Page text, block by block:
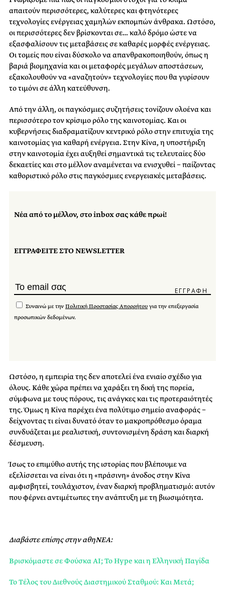
απαιτούν περισσότερες, καλύτερες και φτηνότερες
τεχνολογίες ενέργειας χαμηλών εκπομπών άνθρακα. Ωστόσο,
οι περισσότερες δεν βρίσκονται σε… καλό δρόμο ώστε να
εξασφαλίσουν τις μεταβάσεις σε καθαρές μορφές ενέργειας.
Οι τομείς που είναι δύσκολο να απανθρακοποιηθούν, όπως η
βαριά βιομηχανία και οι μεταφορές μεγάλων αποστάσεων,
εξακολουθούν να «αναζητούν» τεχνολογίες που θα γυρίσουν
το τιμόνι σε άλλη κατεύθυνση.
Από την άλλη, οι παγκόσμιες συζητήσεις τονίζουν ολοένα και
περισσότερο τον κρίσιμο ρόλο της καινοτομίας. Και οι
κυβερνήσεις διαδραματίζουν κεντρικό ρόλο στην επιτυχία της
καινοτομίας για καθαρή ενέργεια. Στην Κίνα, η υποστήριξη
στην καινοτομία έχει αυξηθεί σημαντικά τις τελευταίες δύο
δεκαετίες και στο μέλλον αναμένεται να ενισχυθεί − παίζοντας
καθοριστικό ρόλο στις παγκόσμιες ενεργειακές μεταβάσεις.
Νέα από το μέλλον, στο inbox σας κάθε πρωί!
ΕΓΓΡΑΦΕΙΤΕ ΣΤΟ NEWSLETTER
Συναινώ με την Πολιτική Προστασίας Απορρήτου για την επεξεργασία
προσωπικών δεδομένων.
Ωστόσο, η εμπειρία της δεν αποτελεί ένα ενιαίο σχέδιο για
όλους. Κάθε χώρα πρέπει να χαράξει τη δική της πορεία,
σύμφωνα με τους πόρους, τις ανάγκες και τις προτεραιότητές
της. Όμως η Κίνα παρέχει ένα πολύτιμο σημείο αναφοράς −
δείχνοντας τι είναι δυνατό όταν το μακροπρόθεσμο όραμα
συνδυάζεται με ρεαλιστική, συντονισμένη δράση και διαρκή
δέσμευση.
Ίσως το επιμύθιο αυτής της ιστορίας που βλέπουμε να
εξελίσσεται να είναι ότι η «πράσινη» άνοδος στην Κίνα
αμφισβητεί, τουλάχιστον, έναν διαρκή προβληματισμό: αυτόν
που φέρνει αντιμέτωπες την ανάπτυξη με τη βιωσιμότητα.
Διαβάστε επίσης στην αθηΝΕΑ:
Βρισκόμαστε σε Φούσκα AI; Το Hype και η Ελληνική Παγίδα
Το Τέλος του Διεθνούς Διαστημικού Σταθμού: Και Μετά;